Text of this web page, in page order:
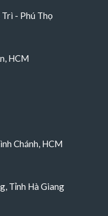
- Phú Thọ
HCM
Chánh, HCM
Tỉnh Hà Giang